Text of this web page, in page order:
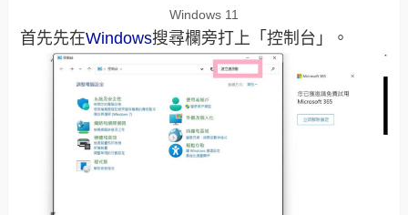
Windows 11
首先先在Windows搜尋欄旁打上「控制台」。